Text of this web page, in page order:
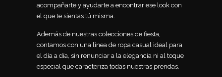
acompañarte y ayudarte a encontrar ese look con
el que te sientas tú misma.
Además de nuestras colecciones de fiesta,
contamos con una línea de ropa casual ideal para
el día a día, sin renunciar a la elegancia ni al toque
especial que caracteriza todas nuestras prendas.